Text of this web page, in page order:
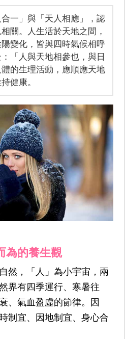
一」與「天人相應」，認
關。人生活於天地之間，
變化，皆與四時氣候相呼
「人與天地相參也，與日
的生理活動，應順應天地
健康。
為的養生觀
然，「人」為小宇宙，兩
界有四季運行、寒暑往
、氣血盈虛的節律。因
制宜、因地制宜、身心合